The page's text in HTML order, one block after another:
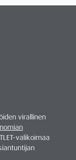
virallinen
valikoimaa